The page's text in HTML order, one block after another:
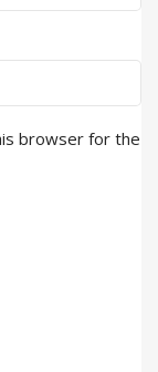
browser for the